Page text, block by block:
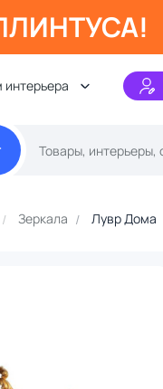
Зеркала Лувр Дома